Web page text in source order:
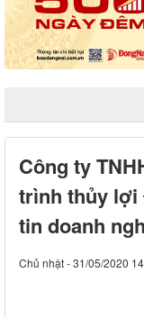
Công ty
trình thủy lợi
tin doanh
Chủ nhật - 31/05/2020